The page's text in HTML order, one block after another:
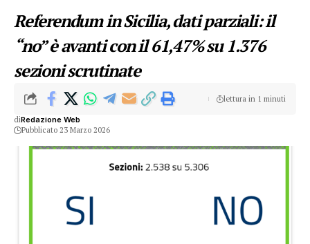
Referendum in Sicilia, dati parziali: il
“no” è avanti con il 61,47% su 1.376
sezioni scrutinate
diRedazione Web
Pubblicato 23 Marzo 2026
lettura in 1 minuti